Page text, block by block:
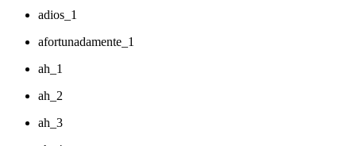
adios_1
afortunadamente_1
ah_1
ah_2
ah_3